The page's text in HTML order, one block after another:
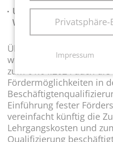
Unternehmen
Weiterbildungsgesetz
Über das neue
wurden mit dem Aus-
zum 01.04.2024 auch
Fördermöglichkeiten in
Einführung fester
vereinfacht künftig die
Lehrgangskosten und
Qualifizierung
Impressum